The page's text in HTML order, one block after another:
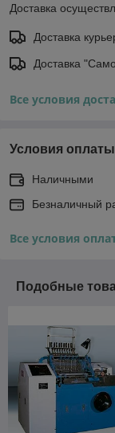
Доставка
Доставка
Доставка
Все условия
Условия оплаты
Наличными
Безналичный
Все условия
Подобные